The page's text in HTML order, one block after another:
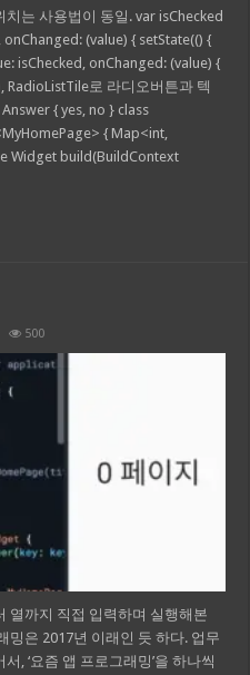
는 사용법이 동일. var isChecked
(value) { setState(() {
isChecked, onChanged: (value) {
RadioListTile로 라디오버튼과 텍
{ yes, no } class
{ Map<int,
Widget build(BuildContext
500
열까지 직접 입력하며 실행해본
밍은 2017년 이래인 듯 하다. 업무
, ‘요즘 앱 프로그래밍’을 하나씩